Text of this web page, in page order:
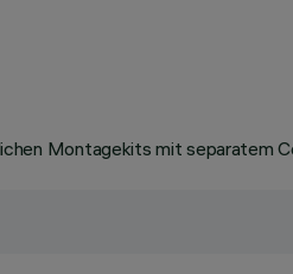
Montagekits mit separatem